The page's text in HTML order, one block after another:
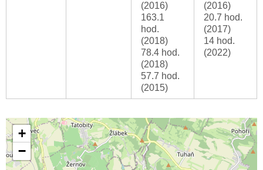
(2016)
163.1
hod.
(2018)
78.4 hod.
(2018)
57.7 hod.
(2015)
(2016)
20.7 hod.
(2017)
14 hod.
(2022)
+
−